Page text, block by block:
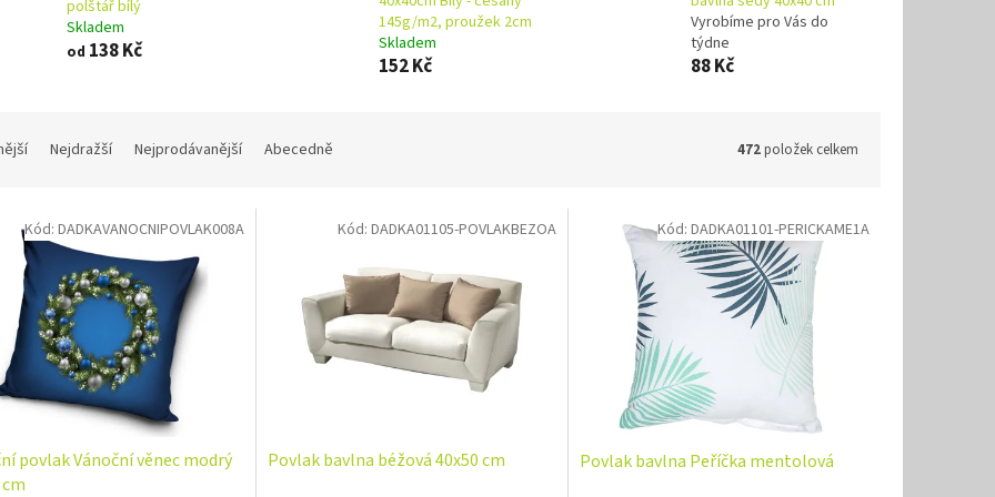
polštář bílý
Skladem
od 138 Kč
145g/m2, proužek 2cm
Skladem
152 Kč
Vyrobíme pro Vás do
týdne
88 Kč
Nejdražší Nejprodávanější Abecedně 472položek celkem
povlak Vánoční věnec modrý
Kód: DADKAVANOCNIPOVLAK008A
Povlak bavlna béžová 40x50 cm
Kód: DADKA01105-POVLAKBEZOA
Povlak bavlna Peříčka mentolová
Kód: DADKA01101-PERICKAME1A